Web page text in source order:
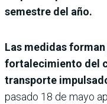
semestre del año.
Las medidas
fortalecimiento del
transporte
pasado 18 de mayo